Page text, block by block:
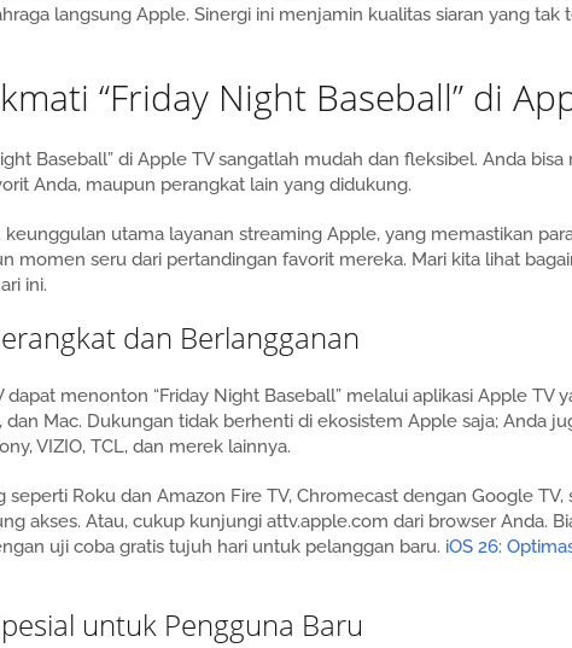
langsung Apple. Sinergi ini menjamin kualitas siaran yang
“Friday Night Baseball” di
Baseball” di Apple TV sangatlah mudah dan fleksibel. Anda
Anda, maupun perangkat lain yang didukung.
keunggulan utama layanan streaming Apple, yang memastikan
momen seru dari pertandingan favorit mereka. Mari kita lihat
ini.
dan Berlangganan
dapat menonton “Friday Night Baseball” melalui aplikasi Apple TV
dan Mac. Dukungan tidak berhenti di ekosistem Apple saja; Anda
VIZIO, TCL, dan merek lainnya.
seperti Roku dan Amazon Fire TV, Chromecast dengan Google
akses. Atau, cukup kunjungi attv.apple.com dari browser Anda.
uji coba gratis tujuh hari untuk pelanggan baru. iOS 26:
untuk Pengguna Baru